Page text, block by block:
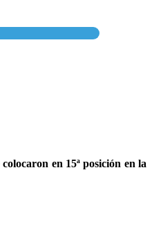
en 15ª posición en la